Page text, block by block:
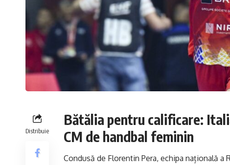
Distribuie
Bătălia pentru calificare:
CM de handbal feminin
Condusă de Florentin Pera, echipa națională